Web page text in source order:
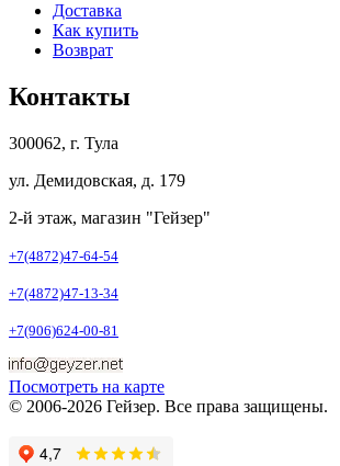
Доставка
Как купить
Возврат
Контакты
300062, г. Тула
ул. Демидовская, д. 179
2-й этаж, магазин "Гейзер"
+7(4872)47-64-54
+7(4872)47-13-34
+7(906)624-00-81
Посмотреть на карте
© 2006-2026 Гейзер. Все права защищены.